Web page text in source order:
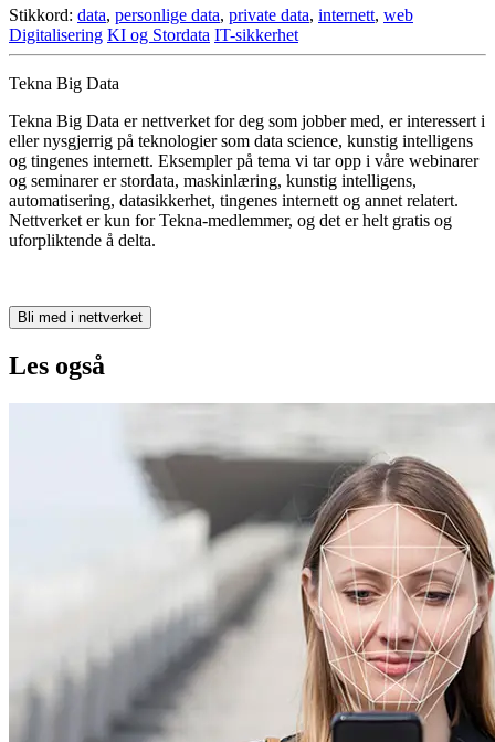
Stikkord: data, personlige data, private data, internett, web
Digitalisering KI og Stordata IT-sikkerhet
Tekna Big Data
Tekna Big Data er nettverket for deg som jobber med, er interessert i
eller nysgjerrig på teknologier som data science, kunstig intelligens
og tingenes internett. Eksempler på tema vi tar opp i våre webinarer
og seminarer er stordata, maskinlæring, kunstig intelligens,
automatisering, datasikkerhet, tingenes internett og annet relatert.
Nettverket er kun for Tekna-medlemmer, og det er helt gratis og
uforpliktende å delta.
Bli med i nettverket
Les også